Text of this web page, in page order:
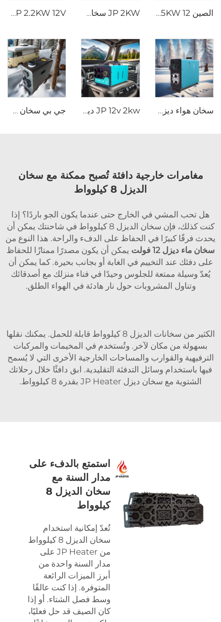
الصين 5KW 12 فولت غازي موقف للسيارات المكشوفة سخان هوائي سخان البنزين محطة وقوف السيارات للكاروان JP 2KW سخان غاز 12V البنزين سخان البنزين سخانات وقوف السيارات JP 2.2KW 12V سخان وقوف السيارات الهواء سخان غاز للسيارات الشاحنات القوارب المقطورة
سخان هواء ديزل جي بي كل شيء في واحد 12 فولت 24 فولت 2 كيلوواط جهاز تحكم شاشة LCD عن بعد للسيارة RV JP 12v 2kw ديزل هواء محطة وقوف السيارات المدفئة لمختلف السيارات مع تحكم LED في فصل الشتاء جي بي سخان سيارات الديزل عالي الجودة 2kw جميعها في واحد سخان سيارات الديزل سخانات مواقف السيارات 12v 24v للسيارات شاحنة RV
مغامرات خارجية دافئة تُصبح ممكنة مع سخان
الديزل 8 كيلوواط
هل تحب المشي في الخارج حتى عندما يكون الجو باردًا؟ إذا
كنت كذلك، فإن سخان الديزل 8 كيلوواط في شاحنتك يمكن أن
يحدث فرقًا كبيرًا في الحفاظ على الدفء والراحة. هذا النوع من
سخان ماء ديزل 12 فولت
يمكن أن يكون مصدرًا ممتازًا للحفاظ
على دفئك عند التخييم في الغابة أو بجانب بحيرة. كما يمكن أن
يُعدّ وسيلة ممتعة للجلوس وحيدًا في فناء منزلك مع أصدقائك
وتناول المشروبات حول نار هادئة في الهواء الطلق.
الكثير من سخانات الديزل 8 كيلوواط قابلة للحمل. يمكنك نقلها
بسهولة من مكان لآخر. وتُستخدم في المخيمات والمركبات
الترفيهية والقوارب والمساحات الخارجية الأخرى التي لا يُسمح
فيها باستخدام وسائل التدفئة التقليدية. ابق دافئًا خلال رحلاتك
الشتوية مع سخان ديزل JP Heater بقدرة 8 كيلوواط.
استمتع بالدفء على
مدار السنة مع
سخان الديزل 8
كيلوواط
تُعدّ إمكانية استخدام
سخان الديزل 8 كيلوواط
من JP Heater على
مدار السنة واحدة من
أبرز الميزات الرائعة
المتوفرة. إذا كنت عالقًا
وسط فصل الشتاء. أو إذا
كان الصيف قد حل فعليًا،